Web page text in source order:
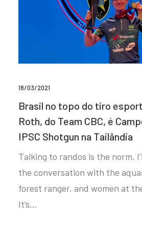
18/03/2021
Brasil no topo do tiro
Roth, do Team CBC, é
IPSC Shotgun na Tailândia
Talking to randos is the norm.
the conversation with the
forest ranger, and women at
It’s…